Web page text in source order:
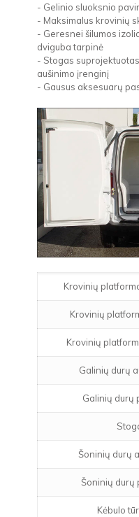
- Gelinio sluoksnio
- Maksimalus krovinių
- Geresnei šilumos
dviguba tarpinė
- Stogas
aušinimo įrenginį
- Gausus aksesuarų
Krovinių
Krovinių
Krovinių
Galinių durų
Galinių durų
Šoninių durų
Šoninių durų
Kėbulo